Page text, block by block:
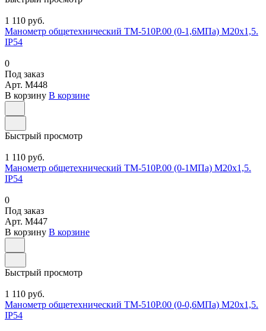
1 110 руб.
Манометр общетехнический ТМ-510Р.00 (0-1,6МПа) М20х1,5.
IP54
0
Под заказ
Арт. M448
В корзину В корзине
Быстрый просмотр
1 110 руб.
Манометр общетехнический ТМ-510Р.00 (0-1МПа) М20х1,5.
IP54
0
Под заказ
Арт. M447
В корзину В корзине
Быстрый просмотр
1 110 руб.
Манометр общетехнический ТМ-510Р.00 (0-0,6МПа) М20х1,5.
IP54